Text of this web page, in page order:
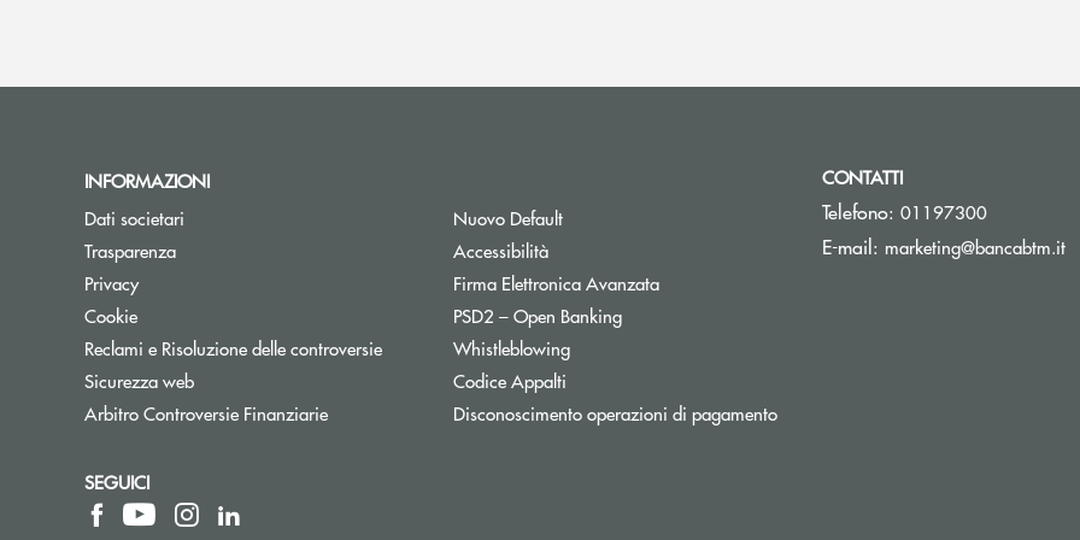
INFORMAZIONI
Dati societari
Trasparenza
Privacy
Cookie
Reclami e Risoluzione delle controversie
Sicurezza web
Arbitro Controversie FinanziarieApre una nuova finestra
Nuovo DefaultApre una nuova finestra
Accessibilità
Firma Elettronica AvanzataApre una nuova finestra
PSD2 – Open BankingApre una nuova finestra
WhistleblowingApre una nuova finestra
Codice Appalti
Disconoscimento operazioni di pagamento
CONTATTI
Telefono: 01197300
E-mail: marketing@bancabtm.it
SEGUICI